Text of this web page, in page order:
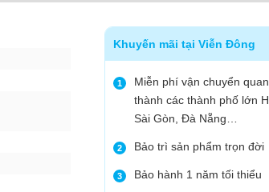
Khuyến mãi tại Viễn Đông
1
Miễn phí vận chuyển
thành các thành phố lớn
Sài Gòn, Đà Nẵng…
2 Bảo trì sản phẩm trọn đời
3 Bảo hành 1 năm tối thiểu